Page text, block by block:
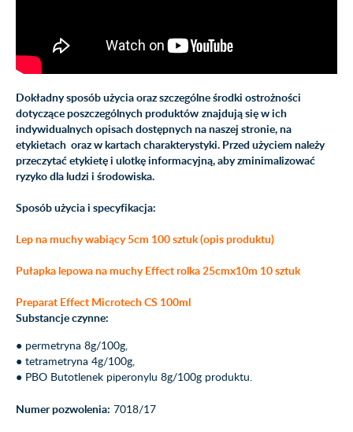
Dokładny sposób użycia oraz szczególne środki ostrożności
dotycząceposzczególnych produktów znajdują się w ich
indywidualnych opisach dostępnych na naszej stronie, na
etykietach oraz w kartach charakterystyki. Przed użyciem należy
przeczytać etykietę i ulotkę informacyjną, aby zminimalizować
ryzyko dla ludzi i środowiska.
Sposób użycia i specyfikacja:
Lep na muchy wabiący 5cm 100 sztuk (opis produktu)
Pułapka lepowa na muchy Effect rolka 25cmx10m 10 sztuk
Preparat Effect Microtech CS 100ml
Substancje czynne:
● permetryna 8g/100g,
● tetrametryna 4g/100g,
● PBO Butotlenek piperonylu 8g/100g produktu.
Numer pozwolenia: 7018/17